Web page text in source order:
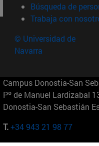
Búsqueda de
Trabaja con
© Universidad de
Navarra
Campus Donostia-San
Pº de Manuel Lardizabal
Donostia-San Sebastián
T.+34 943 21 98 77